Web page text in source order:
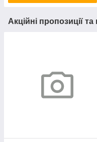
Акційні пропозиції